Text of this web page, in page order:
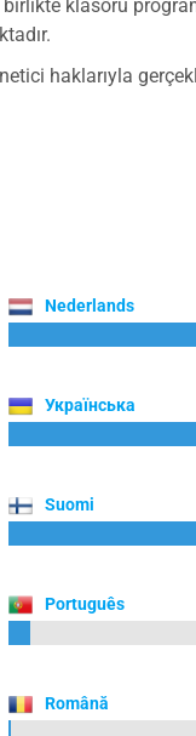
birlikte klasörü
haklarıyla
Nederlands
Українська
Suomi
Português
Română